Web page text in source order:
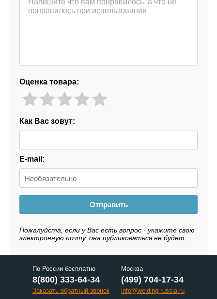
Оценка товара:
Как Вас зовут:
E-mail:
Отправить
Пожалуйста, если у Вас есть вопрос - укажите свою
электронную почту, она публиковаться не будет.
По России бесплатно
8(800) 333-64-34
Заказать обратный звонок
Москва
(499) 704-17-34
info@welding-russia.ru